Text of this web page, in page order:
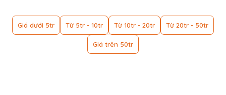
Giá dưới 5tr Từ 5tr - 10tr Từ 10tr - 20tr Từ 20tr - 50tr
Giá trên 50tr